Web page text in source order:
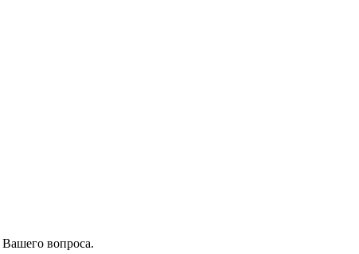
вопроса.